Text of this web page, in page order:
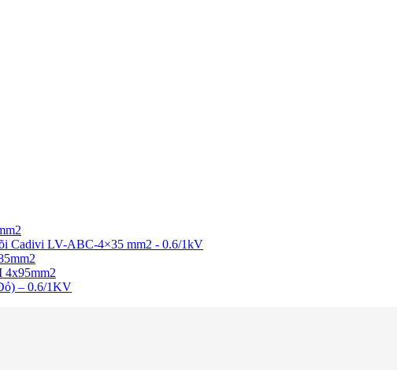
Cadivi LV-ABC-4×35 mm2 - 0.6/1kV
4x95mm2
– 0.6/1KV